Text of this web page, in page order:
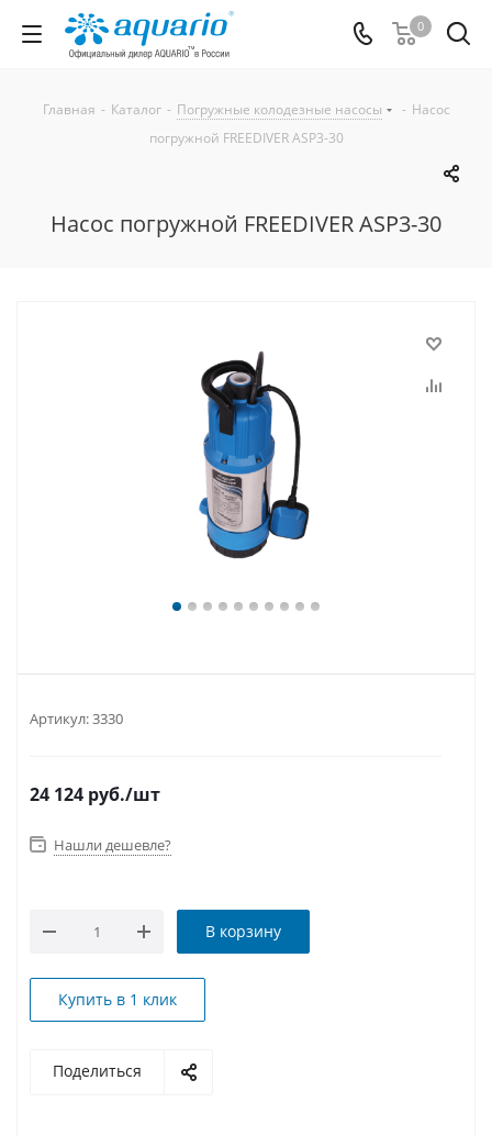
0
Главная - Каталог - Погружные колодезные насосы - Насос
погружной FREEDIVER ASP3-30
Насос погружной FREEDIVER ASP3-30
Артикул:3330
24 124 руб./шт
Нашли дешевле?
В корзину
Купить в 1 клик
Поделиться